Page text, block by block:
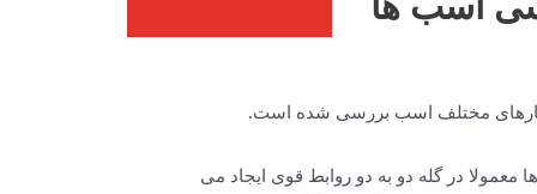
مختلف اسب بررسی شده است.
معمولا در گله دو به دو روابط قوی ایجاد می